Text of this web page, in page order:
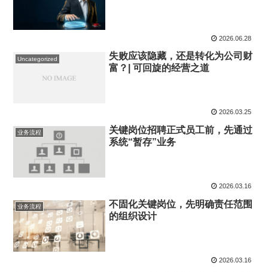
2026.06.28
Uncategorized
失败应该隐藏，还是转化为公司财
富？| 可回旋的经营之道
2026.03.25
业务流程
关键岗位招聘正式员工前，先通过
系统“暂存”业务
2026.03.16
业务流程
不固化关键岗位，先明确责任范围
的组织设计
2026.03.16